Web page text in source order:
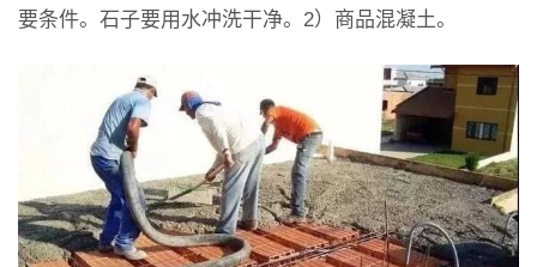
要条件。石子要用水冲洗干净。2）商品混凝土。